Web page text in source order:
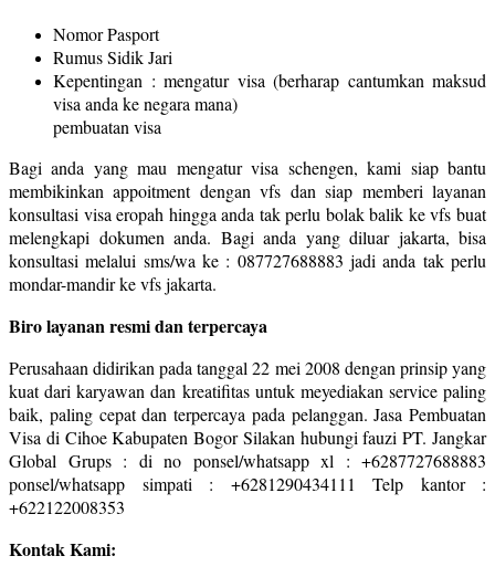
Nomor Pasport
Rumus Sidik Jari
Kepentingan : mengatur visa (berharap cantumkan maksud
visa anda ke negara mana)
pembuatan visa
Bagi anda yang mau mengatur visa schengen, kami siap bantu
membikinkan appoitment dengan vfs dan siap memberi layanan
konsultasi visa eropah hingga anda tak perlu bolak balik ke vfs buat
melengkapi dokumen anda. Bagi anda yang diluar jakarta, bisa
konsultasi melalui sms/wa ke : 087727688883 jadi anda tak perlu
mondar-mandir ke vfs jakarta.
Biro layanan resmi dan terpercaya
Perusahaan didirikan pada tanggal 22 mei 2008 dengan prinsip yang
kuat dari karyawan dan kreatifitas untuk meyediakan service paling
baik, paling cepat dan terpercaya pada pelanggan. Jasa Pembuatan
Visa di Cihoe Kabupaten Bogor Silakan hubungi fauzi PT. Jangkar
Global Grups : di no ponsel/whatsapp xl : +6287727688883
ponsel/whatsapp simpati : +6281290434111 Telp kantor :
+622122008353
Kontak Kami: